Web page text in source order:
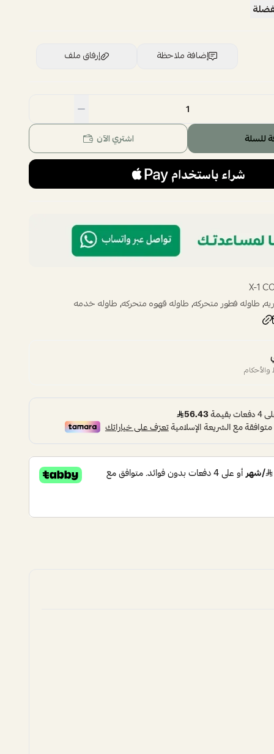
إضافة ملاحظة إرفاق ملف
اسحب و افلت الملف هنا
استعراض
للسلة اشتري الآن
X-1
,طاوله فطور متحركه,طاوله قهوه متحركه,طاوله خدمه